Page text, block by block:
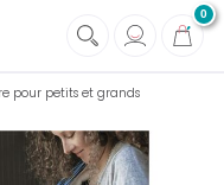
0
pour petits et grands